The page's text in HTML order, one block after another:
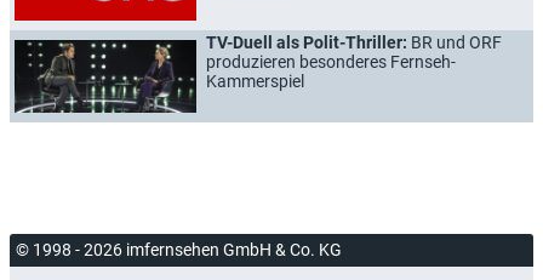
TV-Duell als Polit-Thriller: BR und ORF
produzieren besonderes Fernseh-
Kammerspiel
© 1998 - 2026 imfernsehen GmbH & Co. KG